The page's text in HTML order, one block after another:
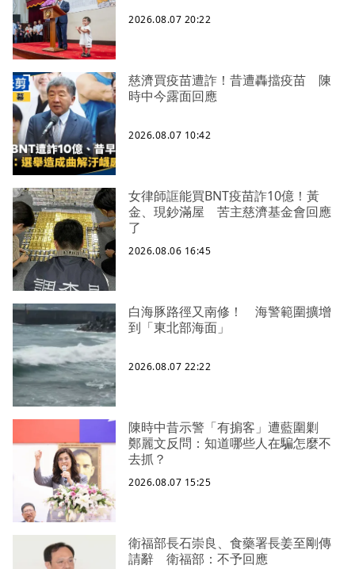
2026.08.07 20:22
慈濟買疫苗遭詐！昔遭轟擋疫苗 陳
時中今露面回應
2026.08.07 10:42
女律師誆能買BNT疫苗詐10億！黃
金、現鈔滿屋 苦主慈濟基金會回應
了
2026.08.06 16:45
白海豚路徑又南修！ 海警範圍擴增
到「東北部海面」
2026.08.07 22:22
陳時中昔示警「有掮客」遭藍圍剿
鄭麗文反問：知道哪些人在騙怎麼不
去抓？
2026.08.07 15:25
衛福部長石崇良、食藥署長姜至剛傳
請辭 衛福部：不予回應